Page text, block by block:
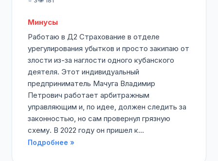
Минусы
Работаю в Д2 Страхование в отделе
урегулирования убытков и просто закипаю от
злости из-за наглости одного кубанского
деятеля. Этот индивидуальный
предприниматель Мачуга Владимир
Петрович работает арбитражным
управляющим и, по идее, должен следить за
законностью, но сам провернул грязную
схему. В 2022 году он пришел к...
Подробнее »